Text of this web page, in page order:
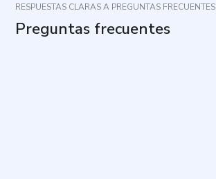
RESPUESTAS CLARAS A PREGUNTAS FRECUENTES
Preguntas frecuentes